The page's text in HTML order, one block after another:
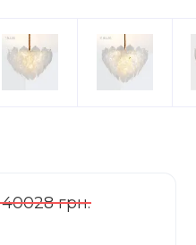
40028 грн.